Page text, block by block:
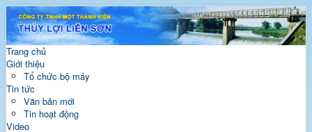
Trang chủ
Giới thiệu
Tổ chức bộ máy
Tin tức
Văn bản mới
Tin hoạt động
Video